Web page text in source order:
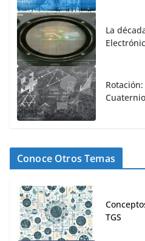
La
Conoce Otros Temas
TGS